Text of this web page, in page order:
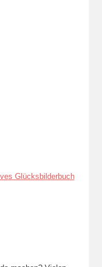
Glücksbilderbuch